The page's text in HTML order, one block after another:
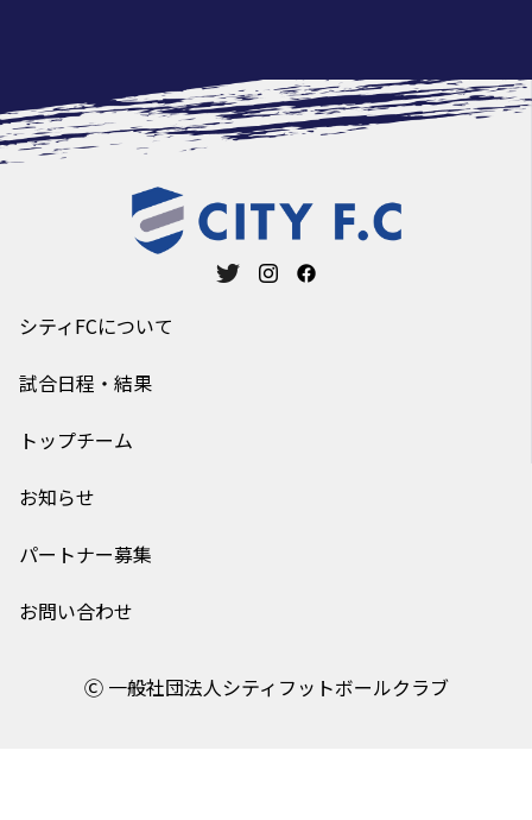
シティFCについて
試合日程・結果
トップチーム
お知らせ
パートナー募集
お問い合わせ
Ⓒ 一般社団法人シティフットボールクラブ